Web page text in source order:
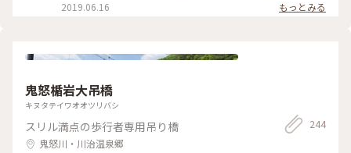
・ 願いが叶うといいな。 ・ 紙ヒコーキは一機¥100です。
（水に溶ける素材） #初夏の彩り #日光#ことりっぷ日光#日光
2019.06.16 もっとみる
鬼怒楯岩大吊橋
キヌタテイワオオツリバシ
スリル満点の歩行者専用吊り橋
鬼怒川・川治温泉郷
244